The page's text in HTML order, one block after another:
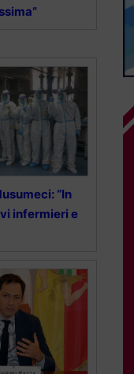
“In
infermieri e